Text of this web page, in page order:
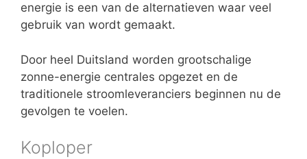
energie is een van de alternatieven waar veel
gebruik van wordt gemaakt.
Door heel Duitsland worden grootschalige
zonne-energie centrales opgezet en de
traditionele stroomleveranciers beginnen nu de
gevolgen te voelen.
Koploper